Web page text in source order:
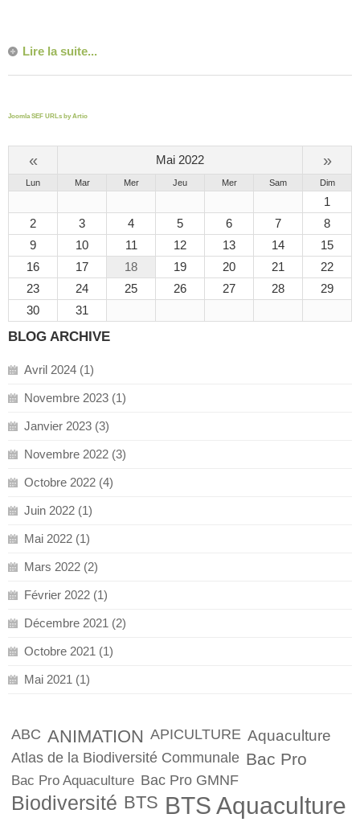
Lire la suite...
Joomla SEF URLs by Artio
« Mai 2022 »
Lun Mar Mer Jeu Mer Sam Dim
1
2
3 4 5 6 7
8
9
10 11 12 13 14
15
16
17 18 19 20 21
22
23
24 25 26 27 28
29
30
31
BLOG ARCHIVE
Avril 2024 (1)
Novembre 2023 (1)
Janvier 2023 (3)
Novembre 2022 (3)
Octobre 2022 (4)
Juin 2022 (1)
Mai 2022 (1)
Mars 2022 (2)
Février 2022 (1)
Décembre 2021 (2)
Octobre 2021 (1)
Mai 2021 (1)
ABC ANIMATION APICULTURE Aquaculture
Atlas de la Biodiversité Communale Bac Pro
Bac Pro Aquaculture Bac Pro GMNF
Biodiversité BTS BTS Aquaculture